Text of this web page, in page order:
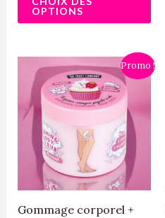
OPTIONS
Promo !
Gommage corporel +
prix
initial
était :
7,90 €.
Le
prix
actuel
est :
6,00 €.